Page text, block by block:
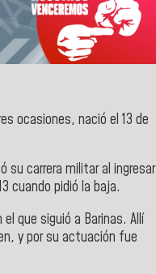
ocasiones, nació el 13 de
su carrera militar al ingresar
cuando pidió la baja.
que siguió a Barinas. Allí
y por su actuación fue